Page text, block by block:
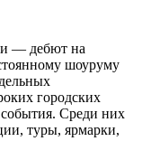
— дебют на
шоуруму
городских
события. Среди них
туры, ярмарки,